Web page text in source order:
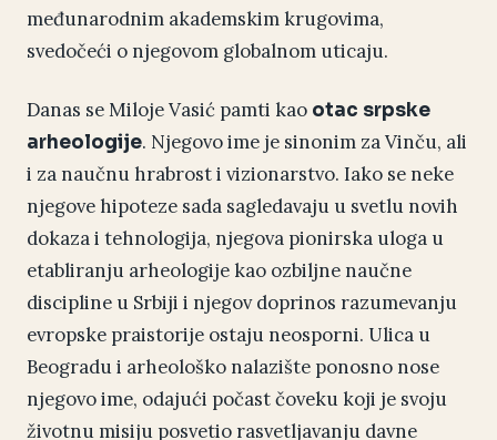
međunarodnim akademskim krugovima,
svedočeći o njegovom globalnom uticaju.
Danas se Miloje Vasić pamti kao otac srpske
arheologije. Njegovo ime je sinonim za Vinču, ali
i za naučnu hrabrost i vizionarstvo. Iako se neke
njegove hipoteze sada sagledavaju u svetlu novih
dokaza i tehnologija, njegova pionirska uloga u
etabliranju arheologije kao ozbiljne naučne
discipline u Srbiji i njegov doprinos razumevanju
evropske praistorije ostaju neosporni. Ulica u
Beogradu i arheološko nalazište ponosno nose
njegovo ime, odajući počast čoveku koji je svoju
životnu misiju posvetio rasvetljavanju davne